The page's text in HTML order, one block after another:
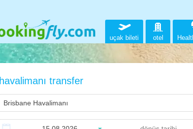
uçak bileti otel
havalimanı transfer